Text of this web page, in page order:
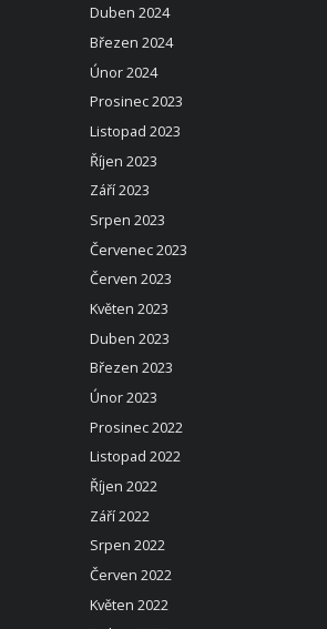
Duben 2024
Březen 2024
Únor 2024
Prosinec 2023
Listopad 2023
Říjen 2023
Září 2023
Srpen 2023
Červenec 2023
Červen 2023
Květen 2023
Duben 2023
Březen 2023
Únor 2023
Prosinec 2022
Listopad 2022
Říjen 2022
Září 2022
Srpen 2022
Červen 2022
Květen 2022